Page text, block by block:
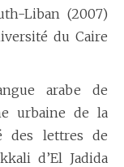
Liban (2007)
du Caire
arabe de
urbaine de la
des lettres de
d’El Jadida